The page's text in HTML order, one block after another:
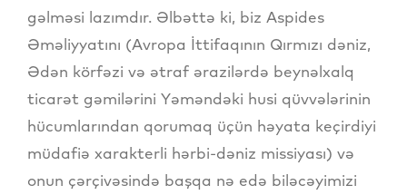
gəlməsi lazımdır. Əlbəttə ki, biz Aspides
Əməliyyatını (Avropa İttifaqının Qırmızı dəniz,
Ədən körfəzi və ətraf ərazilərdə beynəlxalq
ticarət gəmilərini Yəməndəki husi qüvvələrinin
hücumlarından qorumaq üçün həyata keçirdiyi
müdafiə xarakterli hərbi-dəniz missiyası) və
onun çərçivəsində başqa nə edə biləcəyimizi